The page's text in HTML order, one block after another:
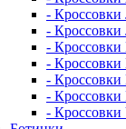
- Кроссовки
- Кроссовки
- Кроссовки
- Кроссовки
- Кроссовки
- Кроссовки
- Кроссовки